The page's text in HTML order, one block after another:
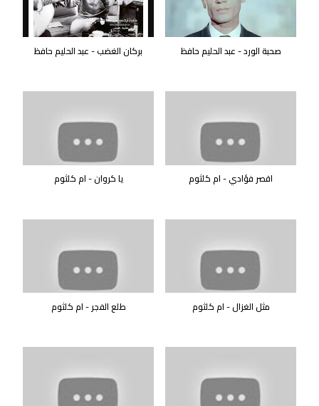
صحبة الورد - عبد الحليم حافظ بركان الغضب - عبد الحليم حافظ
اقصر فؤادي - ام كلثوم يا كروان - ام كلثوم
مثل الغزال - ام كلثوم طلع الفجر - ام كلثوم